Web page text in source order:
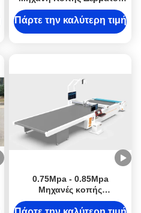
με Εύρος Κοπής
1600mmX6000mm και
Υψηλή Ακρίβεια για Γνήσιο
Πάρτε την καλύτερη τιμή
0.75Mpa - 0.85Mpa
Μηχανές κοπής
υφασμάτων CNC / Μηχανή